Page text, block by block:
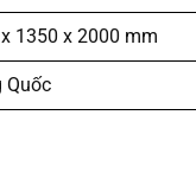
1350 x 2000 mm
Quốc